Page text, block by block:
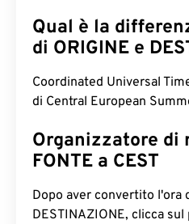
Qual è la
di ORIGINE e
Coordinated Universal
di Central European
Organizzatore di
FONTE a CEST
Dopo aver convertito l'ora
DESTINAZIONE, clicca